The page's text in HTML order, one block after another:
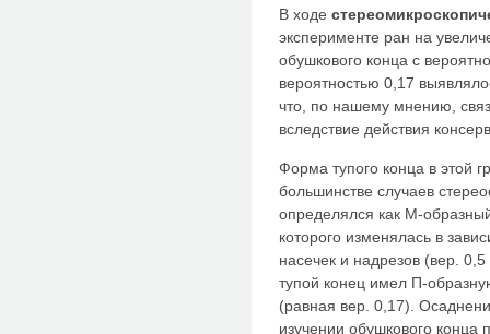
В ходе
эксперименте ран на
обушкового конца с
вероятностью 0,17
что, по нашему мнению,
вследствие действия
Форма тупого конца в этой
большинстве случаев
определялся как М-
которого изменялась в
насечек и надрезов (вер.
тупой конец имел П-
(равная вер. 0,17).
изучении обушкового конца